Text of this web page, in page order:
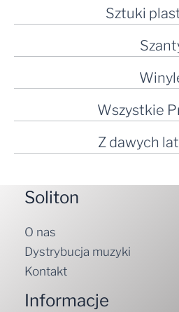
Sztuki
Wszystkie
Z dawych
Soliton
O nas
Dystrybucja muzyki
Kontakt
Informacje